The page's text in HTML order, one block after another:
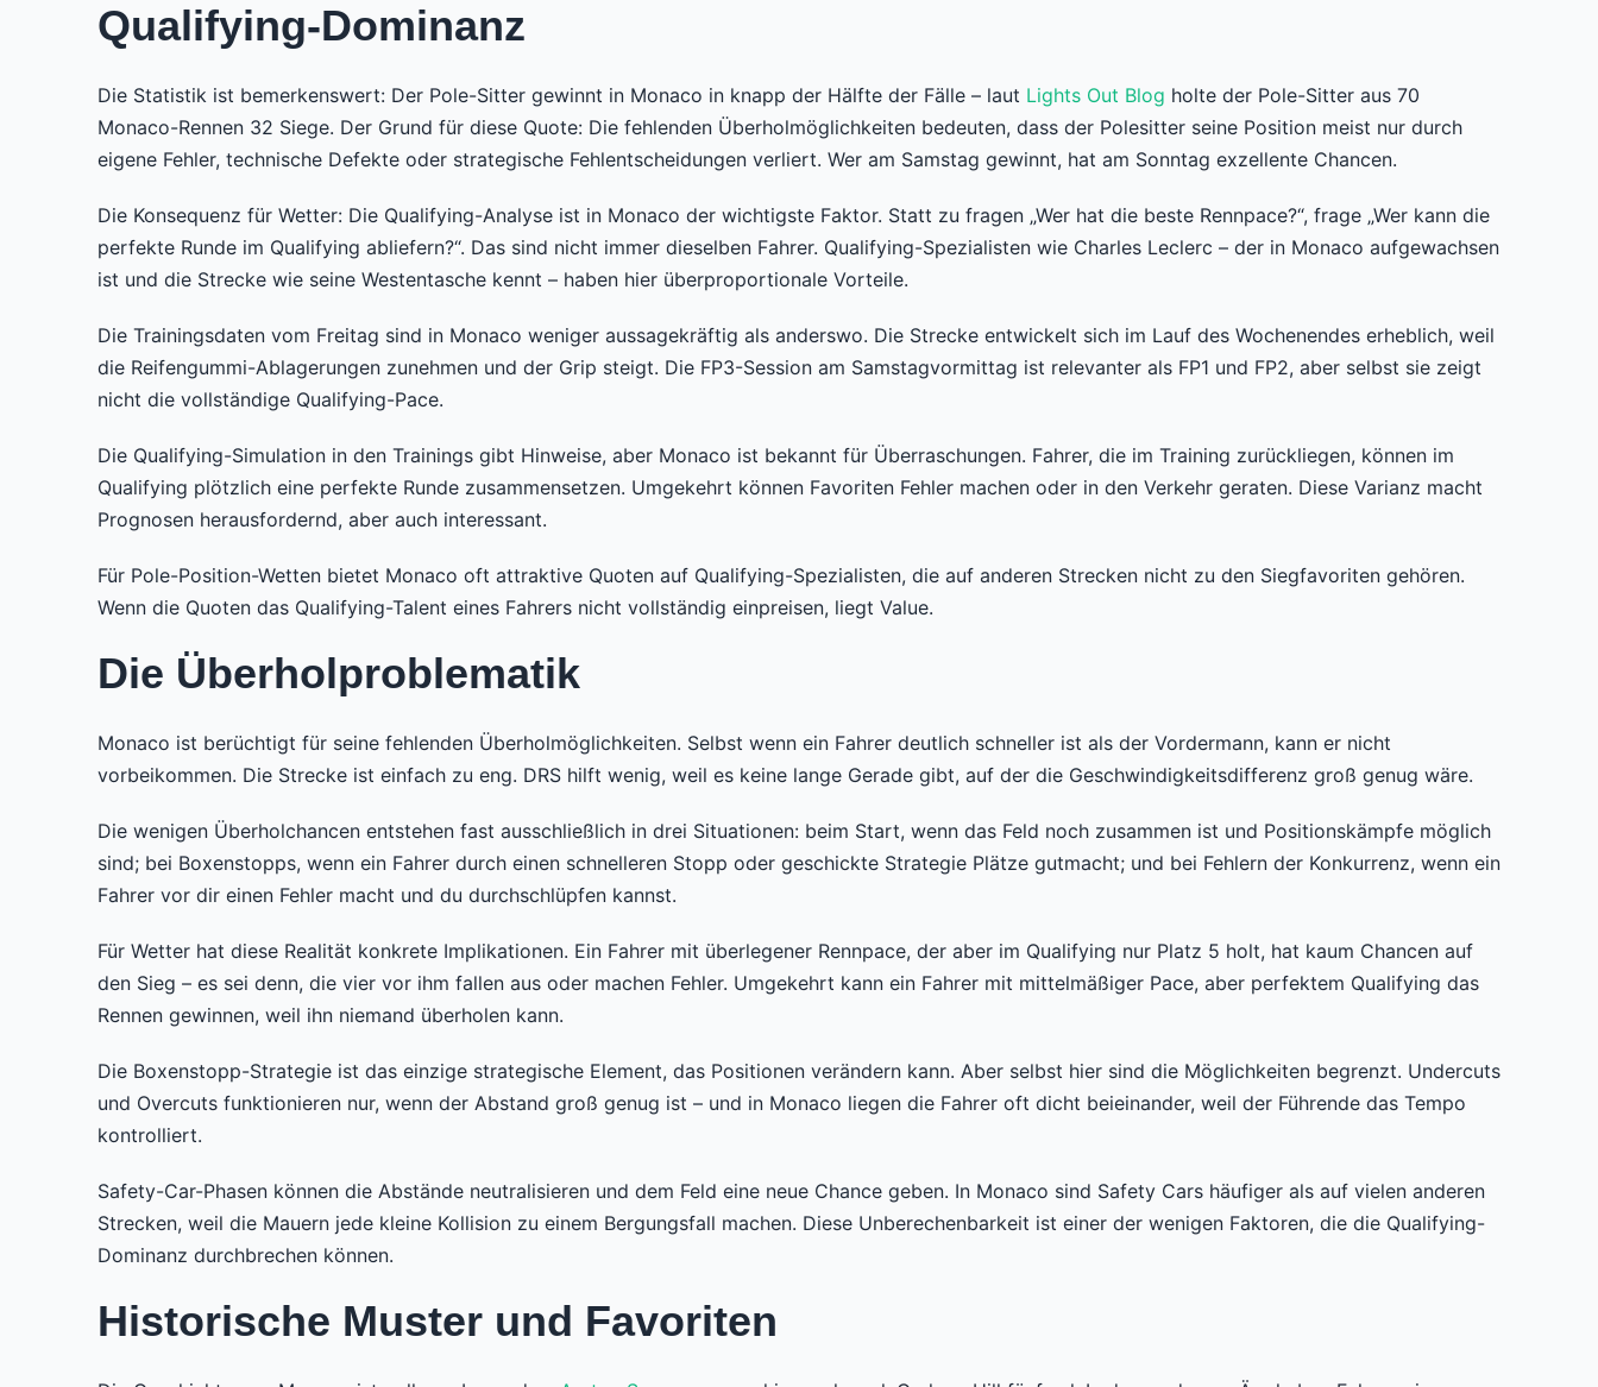
Qualifying-Dominanz
Die Statistik ist bemerkenswert: Der Pole-Sitter gewinnt in Monaco in knapp der Hälfte der Fälle – laut Lights Out Blog holte der Pole-Sitter aus 70
Monaco-Rennen 32 Siege. Der Grund für diese Quote: Die fehlenden Überholmöglichkeiten bedeuten, dass der Polesitter seine Position meist nur durch
eigene Fehler, technische Defekte oder strategische Fehlentscheidungen verliert. Wer am Samstag gewinnt, hat am Sonntag exzellente Chancen.
Die Konsequenz für Wetter: Die Qualifying-Analyse ist in Monaco der wichtigste Faktor. Statt zu fragen „Wer hat die beste Rennpace?“, frage „Wer kann die
perfekte Runde im Qualifying abliefern?“. Das sind nicht immer dieselben Fahrer. Qualifying-Spezialisten wie Charles Leclerc – der in Monaco aufgewachsen
ist und die Strecke wie seine Westentasche kennt – haben hier überproportionale Vorteile.
Die Trainingsdaten vom Freitag sind in Monaco weniger aussagekräftig als anderswo. Die Strecke entwickelt sich im Lauf des Wochenendes erheblich, weil
die Reifengummi-Ablagerungen zunehmen und der Grip steigt. Die FP3-Session am Samstagvormittag ist relevanter als FP1 und FP2, aber selbst sie zeigt
nicht die vollständige Qualifying-Pace.
Die Qualifying-Simulation in den Trainings gibt Hinweise, aber Monaco ist bekannt für Überraschungen. Fahrer, die im Training zurückliegen, können im
Qualifying plötzlich eine perfekte Runde zusammensetzen. Umgekehrt können Favoriten Fehler machen oder in den Verkehr geraten. Diese Varianz macht
Prognosen herausfordernd, aber auch interessant.
Für Pole-Position-Wetten bietet Monaco oft attraktive Quoten auf Qualifying-Spezialisten, die auf anderen Strecken nicht zu den Siegfavoriten gehören.
Wenn die Quoten das Qualifying-Talent eines Fahrers nicht vollständig einpreisen, liegt Value.
Die Überholproblematik
Monaco ist berüchtigt für seine fehlenden Überholmöglichkeiten. Selbst wenn ein Fahrer deutlich schneller ist als der Vordermann, kann er nicht
vorbeikommen. Die Strecke ist einfach zu eng. DRS hilft wenig, weil es keine lange Gerade gibt, auf der die Geschwindigkeitsdifferenz groß genug wäre.
Die wenigen Überholchancen entstehen fast ausschließlich in drei Situationen: beim Start, wenn das Feld noch zusammen ist und Positionskämpfe möglich
sind; bei Boxenstopps, wenn ein Fahrer durch einen schnelleren Stopp oder geschickte Strategie Plätze gutmacht; und bei Fehlern der Konkurrenz, wenn ein
Fahrer vor dir einen Fehler macht und du durchschlüpfen kannst.
Für Wetter hat diese Realität konkrete Implikationen. Ein Fahrer mit überlegener Rennpace, der aber im Qualifying nur Platz 5 holt, hat kaum Chancen auf
den Sieg – es sei denn, die vier vor ihm fallen aus oder machen Fehler. Umgekehrt kann ein Fahrer mit mittelmäßiger Pace, aber perfektem Qualifying das
Rennen gewinnen, weil ihn niemand überholen kann.
Die Boxenstopp-Strategie ist das einzige strategische Element, das Positionen verändern kann. Aber selbst hier sind die Möglichkeiten begrenzt. Undercuts
und Overcuts funktionieren nur, wenn der Abstand groß genug ist – und in Monaco liegen die Fahrer oft dicht beieinander, weil der Führende das Tempo
kontrolliert.
Safety-Car-Phasen können die Abstände neutralisieren und dem Feld eine neue Chance geben. In Monaco sind Safety Cars häufiger als auf vielen anderen
Strecken, weil die Mauern jede kleine Kollision zu einem Bergungsfall machen. Diese Unberechenbarkeit ist einer der wenigen Faktoren, die die Qualifying-
Dominanz durchbrechen können.
Historische Muster und Favoriten